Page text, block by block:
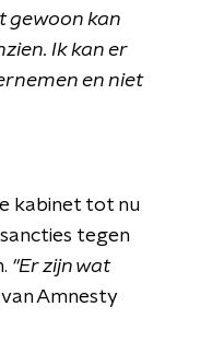
gewoon kan
Ik kan er
en niet
kabinet tot nu
tegen
"Er zijn wat
Amnesty